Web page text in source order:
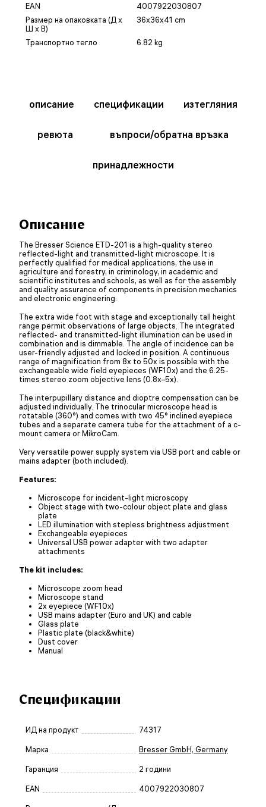
EAN
4007922030807
Размер на опаковката (Д x
Ш x В)
36x36x41 cm
Транспортно тегло 6.82 kg
описание спецификации изтегляния
ревюта въпроси/обратна връзка
принадлежности
Описание
The Bresser Science ETD-201 is a high-quality stereo
reflected-light and transmitted-light microscope. It is
perfectly qualified for medical applications, the use in
agriculture and forestry, in criminology, in academic and
scientific institutes and schools, as well as for the assembly
and quality assurance of components in precision mechanics
and electronic engineering.
The extra wide foot with stage and exceptionally tall height
range permit observations of large objects. The integrated
reflected- and transmitted-light illumination can be used in
combination and is dimmable. The angle of incidence can be
user-friendly adjusted and locked in position. A continuous
range of magnification from 8x to 50x is possible with the
exchangeable wide field eyepieces (WF10x) and the 6.25-
times stereo zoom objective lens (0.8x–5x).
The interpupillary distance and dioptre compensation can be
adjusted individually. The trinocular microscope head is
rotatable (360°) and comes with two 45° inclined eyepiece
tubes and a separate camera tube for the attachment of a c-
mount camera or MikroCam.
Very versatile power supply system via USB port and cable or
mains adapter (both included).
Features:
Microscope for incident-light microscopy
Object stage with two-colour object plate and glass
plate
LED illumination with stepless brightness adjustment
Exchangeable eyepieces
Universal USB power adapter with two adapter
attachments
The kit includes:
Microscope zoom head
Microscope stand
2x eyepiece (WF10x)
USB mains adapter (Euro and UK) and cable
Glass plate
Plastic plate (black&white)
Dust cover
Manual
Спецификации
ИД на продукт 74317
Марка Bresser GmbH, Germany
Гаранция 2 години
EAN 4007922030807